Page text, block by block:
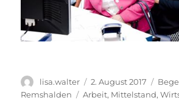
Autor
lisa.walter
Veröffentlicht
am
2. August 2017
Remshalden
Schlagwörter
Arbeit, Mittelstand,